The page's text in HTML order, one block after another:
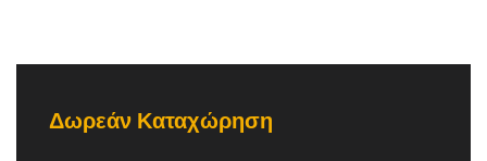
Δωρεάν Καταχώρηση